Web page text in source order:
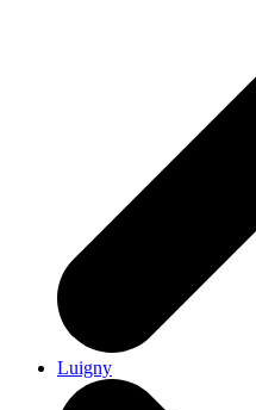
Luigny